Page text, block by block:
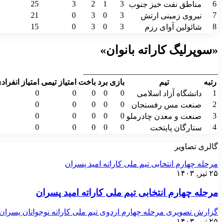
6 مناطق نفت خیز جنوب 3
1
2
3
25
7
نیروی زمینی ارتش 3
0
3
0
21
8
شائولین آوای رزم 3
0
3
0
15
«سوپرلیگ کاراته بانوان»
رتبه
تیم بازی برد باخت امتیاز تیمی امتیاز
1
دانشگاه آزاد اسلامی 0
0
0
0
0
2
صنعت مس رفسنجان 0
0
0
0
0
3
صنعت و معدن چادرملو 0
0
0
0
0
4
ستارگان پایتخت 0
0
0
0
0
گالری تصاویر
مرحله چهارم انتخابی تیم ملی کاراته امید پسران
۲۵ تیر, ۱۴۰۳
مرحله چهارم انتخابی تیم ملی کاراته امید پسران
گزارش تصویری مرحله چهارم اردوی تیم ملی کاراته نوجوانان